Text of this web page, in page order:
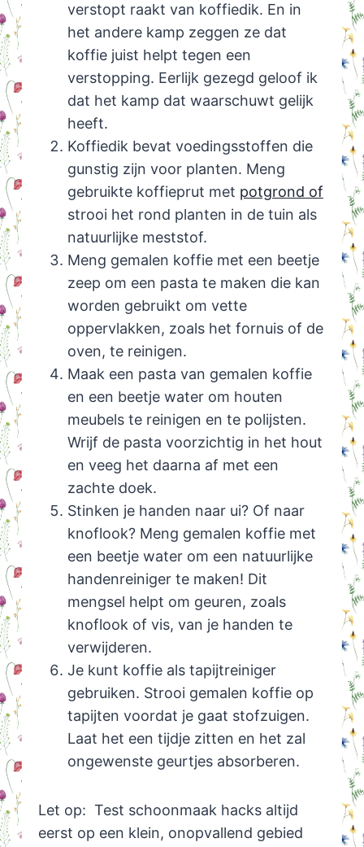
verstopt raakt van koffiedik. En in
het andere kamp zeggen ze dat
koffie juist helpt tegen een
verstopping. Eerlijk gezegd geloof ik
dat het kamp dat waarschuwt gelijk
heeft.
Koffiedik bevat voedingsstoffen die
gunstig zijn voor planten. Meng
gebruikte koffieprut met potgrond of
strooi het rond planten in de tuin als
natuurlijke meststof.
Meng gemalen koffie met een beetje
zeep om een pasta te maken die kan
worden gebruikt om vette
oppervlakken, zoals het fornuis of de
oven, te reinigen.
Maak een pasta van gemalen koffie
en een beetje water om houten
meubels te reinigen en te polijsten.
Wrijf de pasta voorzichtig in het hout
en veeg het daarna af met een
zachte doek.
Stinken je handen naar ui? Of naar
knoflook? Meng gemalen koffie met
een beetje water om een natuurlijke
handenreiniger te maken! Dit
mengsel helpt om geuren, zoals
knoflook of vis, van je handen te
verwijderen.
Je kunt koffie als tapijtreiniger
gebruiken. Strooi gemalen koffie op
tapijten voordat je gaat stofzuigen.
Laat het een tijdje zitten en het zal
ongewenste geurtjes absorberen.
Let op: Test schoonmaak hacks altijd
eerst op een klein, onopvallend gebied